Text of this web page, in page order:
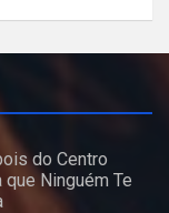
do Centro
Ninguém Te